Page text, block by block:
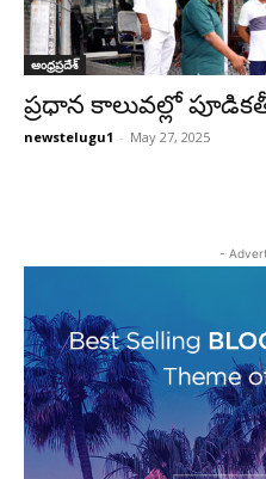
ఆంధ్రప్రదేశ్‌
ప్రధాన కాలువల్లో
newstelugu1 - May 27, 2025
-